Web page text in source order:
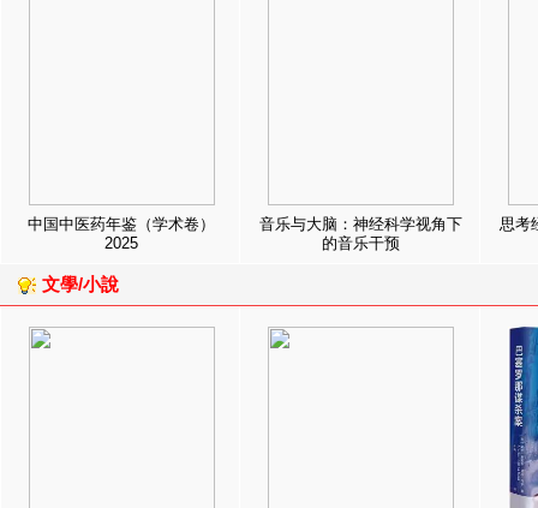
中国中医药年鉴（学术卷）
2025
音乐与大脑：神经科学视角下
的音乐干预
思考
文學/小說